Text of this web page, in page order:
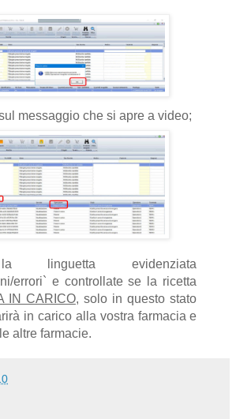
messaggio che si apre a video;
linguetta evidenziata
errori` e controllate se la ricetta
IN CARICO, solo in questo stato
in carico alla vostra farmacia e
altre farmacie.